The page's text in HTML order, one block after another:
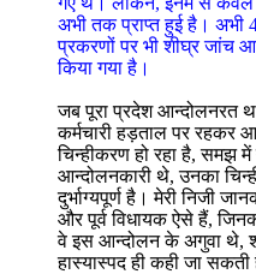
अभी तक प्राप्त हुई है।
प्रकरणों पर भी शीघ्र जांच
किया गया है।
जब पूरा प्रदेश आन्दोलनरत
कर्मचारी हड़ताल पर रहकर
चिन्हीकरण हो रहा है, समझ
आन्दोलनकारी थे, उनका
दुर्भाग्यपूर्ण है। मेरी निजी
और पूर्व विधायक ऐसे हैं,
वे इस आन्दोलन के अगुवा थे,
हास्यास्पद ही कही जा सकती